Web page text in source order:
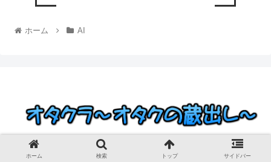
ホーム AI
© 2023 オタクラ～オタクの蔵出し～.
ホーム 検索 トップ サイドバー